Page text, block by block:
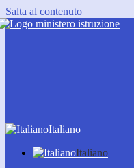
Salta al contenuto
Italiano
Italiano